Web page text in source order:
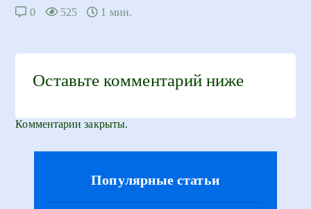
0 525 1 мин.
Оставьте комментарий ниже
Комментарии закрыты.
Популярные статьи